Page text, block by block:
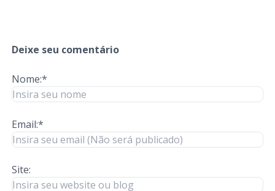
Deixe seu comentário
Nome:*
Email:*
Site: